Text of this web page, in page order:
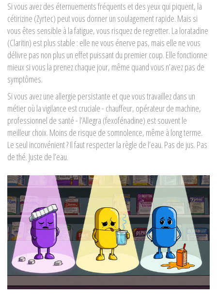
Si vous avez des éternuements fréquents et des yeux qui piquent, la
cétirizine (Zyrtec) peut vous donner un soulagement rapide. Mais si
vous êtes sensible à la fatigue, vous risquez de regretter. La loratadine
(Claritin) est plus stable : elle ne vous énerve pas, mais elle ne vous
délivre pas non plus un effet puissant du premier coup. Elle fonctionne
mieux si vous la prenez chaque jour, même quand vous n’avez pas de
symptômes.
Si vous avez une allergie persistante et que vous travaillez dans un
métier où la vigilance est cruciale - chauffeur, opérateur de machine,
professionnel de santé - l’Allegra (fexofénadine) est souvent le
meilleur choix. Moins de risque de somnolence, même à long terme.
Le seul inconvénient ? Il faut respecter la règle de l’eau. Pas de jus. Pas
de thé. Juste de l’eau.